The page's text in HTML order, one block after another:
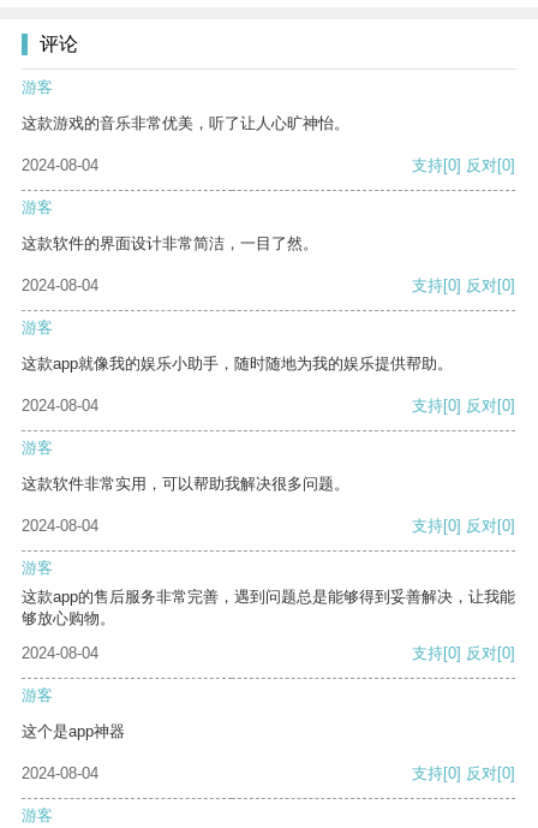
评论
游客
这款游戏的音乐非常优美，听了让人心旷神怡。
2024-08-04 支持[0] 反对[0]
游客
这款软件的界面设计非常简洁，一目了然。
2024-08-04 支持[0] 反对[0]
游客
这款app就像我的娱乐小助手，随时随地为我的娱乐提供帮助。
2024-08-04 支持[0] 反对[0]
游客
这款软件非常实用，可以帮助我解决很多问题。
2024-08-04 支持[0] 反对[0]
游客
这款app的售后服务非常完善，遇到问题总是能够得到妥善解决，让我能
够放心购物。
2024-08-04
支持[0] 反对[0]
游客
这个是app神器
2024-08-04 支持[0] 反对[0]
游客